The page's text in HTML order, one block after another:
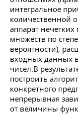
интегральное
количественной
аппарат
множеств по
вероятности),
входных данных
чисел.В
построить
конкретного
непрерывная
от величины